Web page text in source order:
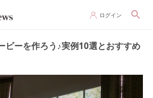
ログイン
ビーを作ろう♪実例10選とおすすめ